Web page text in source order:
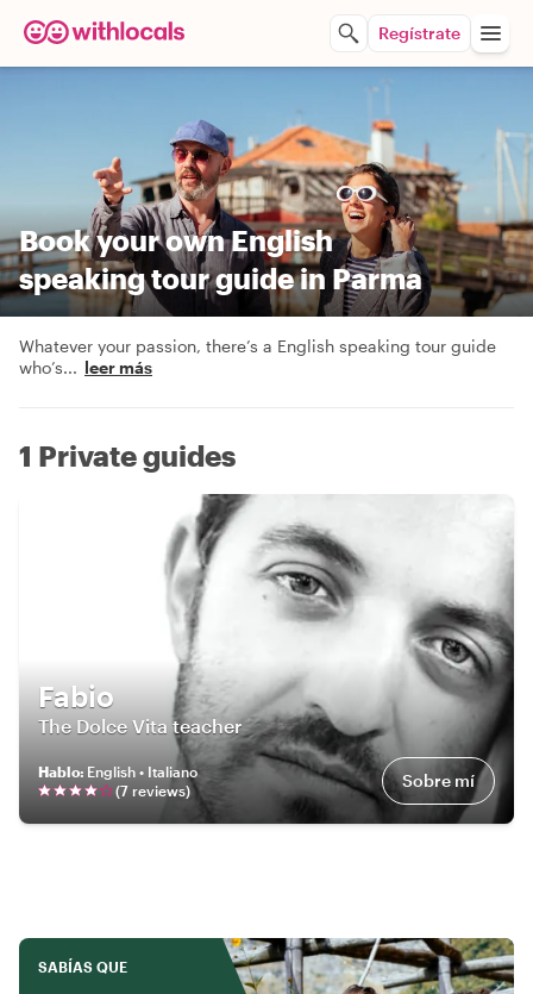
Regístrate
Book your own English
speaking tour guide in Parma
Whatever your passion, there’s a English speaking tour guide
who’s... leer más
1 Private guides
Fabio
The Dolce Vita teacher
Hablo: English • Italiano
(7 reviews) Sobre mí
SABÍAS QUE